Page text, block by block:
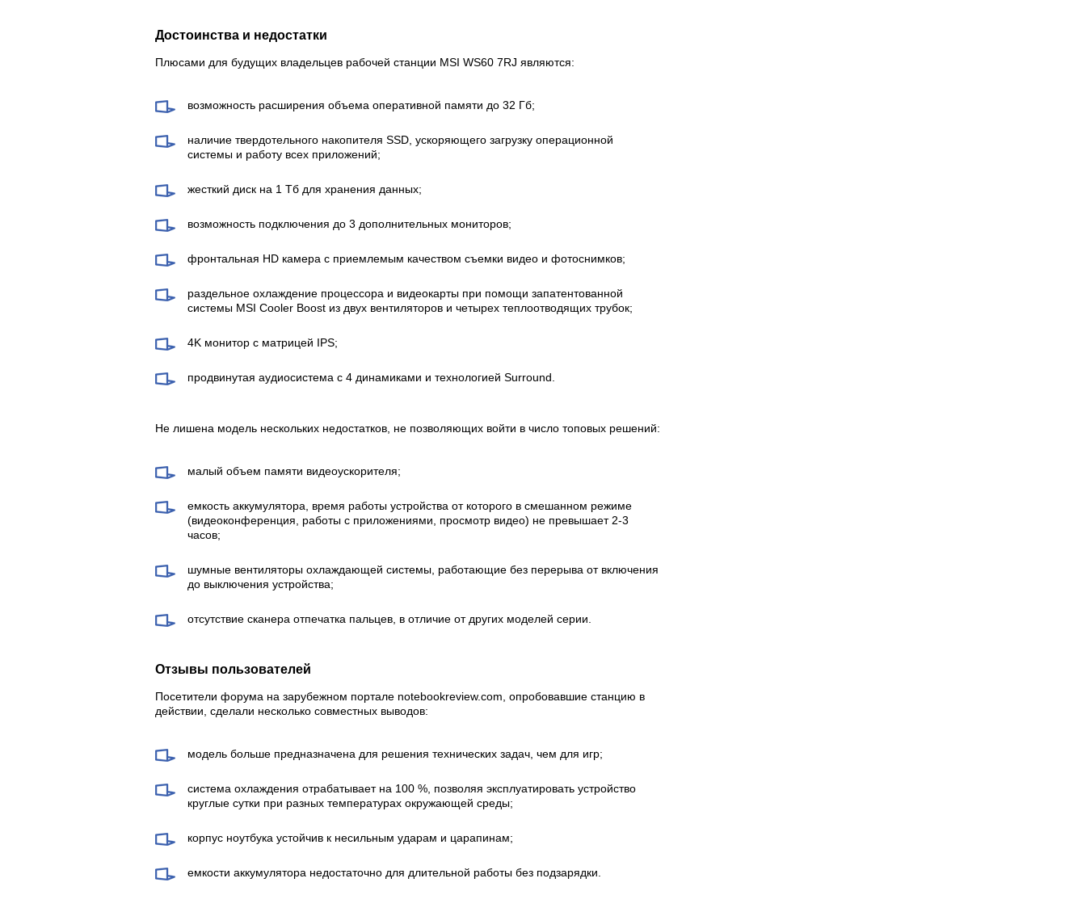
Достоинства и недостатки
Плюсами для будущих владельцев рабочей станции MSI WS60 7RJ являются:
возможность расширения объема оперативной памяти до 32 Гб;
наличие твердотельного накопителя SSD, ускоряющего загрузку операционной
системы и работу всех приложений;
жесткий диск на 1 Тб для хранения данных;
возможность подключения до 3 дополнительных мониторов;
фронтальная HD камера с приемлемым качеством съемки видео и фотоснимков;
раздельное охлаждение процессора и видеокарты при помощи запатентованной
системы MSI Cooler Boost из двух вентиляторов и четырех теплоотводящих трубок;
4K монитор с матрицей IPS;
продвинутая аудиосистема с 4 динамиками и технологией Surround.
Не лишена модель нескольких недостатков, не позволяющих войти в число топовых решений:
малый объем памяти видеоускорителя;
емкость аккумулятора, время работы устройства от которого в смешанном режиме
(видеоконференция, работы с приложениями, просмотр видео) не превышает 2-3
часов;
шумные вентиляторы охлаждающей системы, работающие без перерыва от включения
до выключения устройства;
отсутствие сканера отпечатка пальцев, в отличие от других моделей серии.
Отзывы пользователей
Посетители форума на зарубежном портале notebookreview.com, опробовавшие станцию в
действии, сделали несколько совместных выводов:
модель больше предназначена для решения технических задач, чем для игр;
система охлаждения отрабатывает на 100 %, позволяя эксплуатировать устройство
круглые сутки при разных температурах окружающей среды;
корпус ноутбука устойчив к несильным ударам и царапинам;
емкости аккумулятора недостаточно для длительной работы без подзарядки.